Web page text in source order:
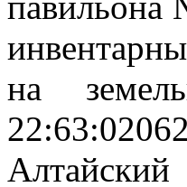
на